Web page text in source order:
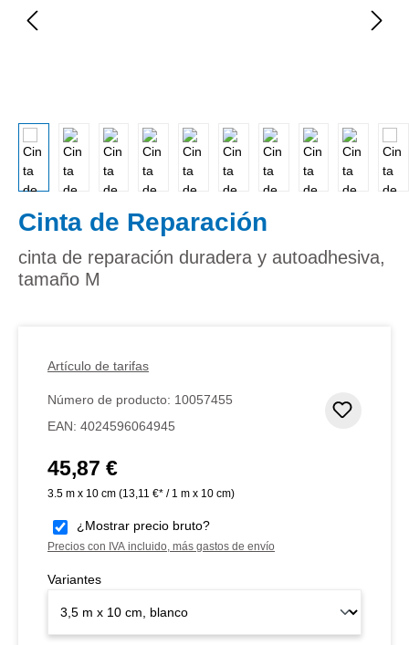
Cinta de Reparación
cinta de reparación duradera y autoadhesiva,
tamaño M
Artículo de tarifas
Número de producto: 10057455
EAN: 4024596064945
Precio normal:
45,87 €
3.5 m x 10 cm (13,11 €* / 1 m x 10 cm)
¿Mostrar precio bruto?
Precios con IVA incluido, más gastos de envío
Variantes